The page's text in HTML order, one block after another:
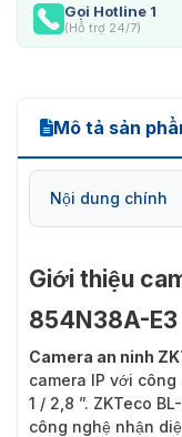
Gọi Hotline 1
(Hỗ trợ 24/7)
Mô tả sản
Nội dung chính
Giới thiệu
854N38A-E3
Camera an ninh
camera IP với công
1 / 2,8 ”. ZKTeco
công nghệ nhận